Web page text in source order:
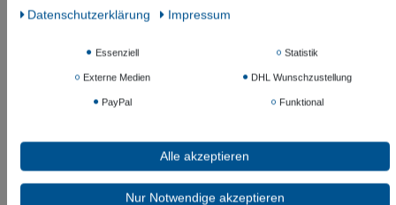
aus CeramicPlus
Wasser- und Stromanschlussposition in
Verbindung mit ViConnect (Art. Nr. 9224 61 00)
Befestigungssatz wird mitgeliefert EAN: ViClean-
Daten­schutz­erklärung
Impressum
Essenziell Statistik
Externe Medien DHL Wunschzustellung
PayPal Funktional
Alle akzeptieren
Nur Notwendige akzeptieren